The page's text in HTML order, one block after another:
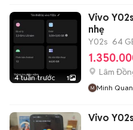
4 tuần trước 1
Vivo
nhẹ
Y02s 64
Lâm
Minh
Vivo